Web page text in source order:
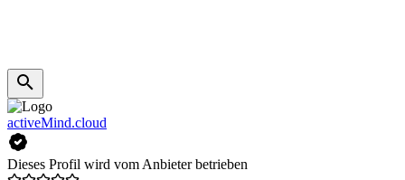
activeMind.cloud
Dieses Profil wird vom Anbieter betrieben